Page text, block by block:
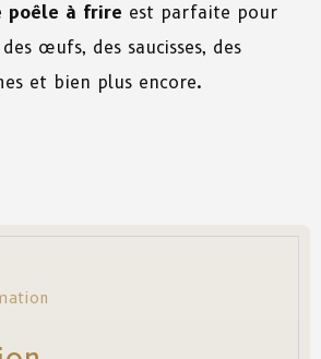
poêle à frire est parfaite pour
œufs, des saucisses, des
et bien plus encore.